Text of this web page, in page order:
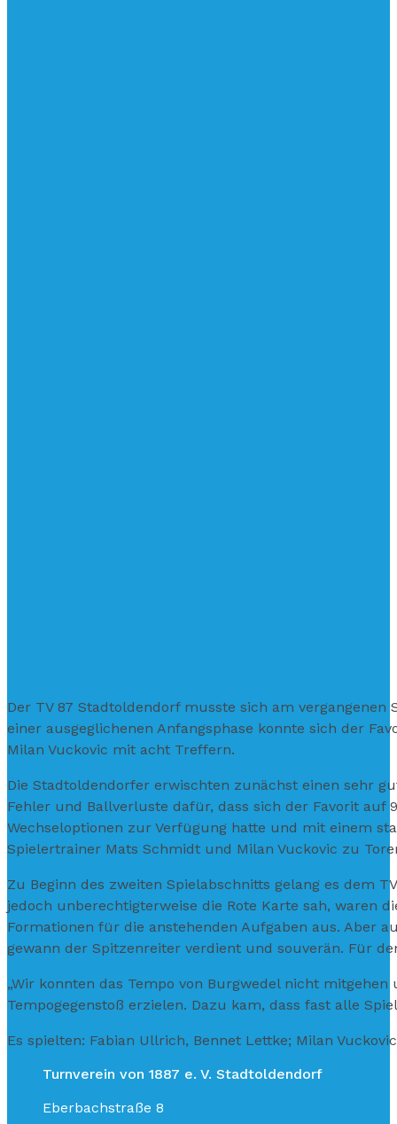
Der TV 87 Stadtoldendorf musste sich am vergangenen
einer ausgeglichenen Anfangsphase konnte sich der
Milan Vuckovic mit acht Treffern.
Die Stadtoldendorfer erwischten zunächst einen sehr
Fehler und Ballverluste dafür, dass sich der Favorit auf
Wechseloptionen zur Verfügung hatte und mit einem
Spielertrainer Mats Schmidt und Milan Vuckovic zu
Zu Beginn des zweiten Spielabschnitts gelang es dem
jedoch unberechtigterweise die Rote Karte sah,
Formationen für die anstehenden Aufgaben aus. Aber
gewann der Spitzenreiter verdient und souverän. Für
„Wir konnten das Tempo von Burgwedel nicht
Tempogegenstoß erzielen. Dazu kam, dass fast alle
Es spielten: Fabian Ullrich, Bennet Lettke; Milan
Turnverein von 1887 e. V. Stadtoldendorf
Eberbachstraße 8